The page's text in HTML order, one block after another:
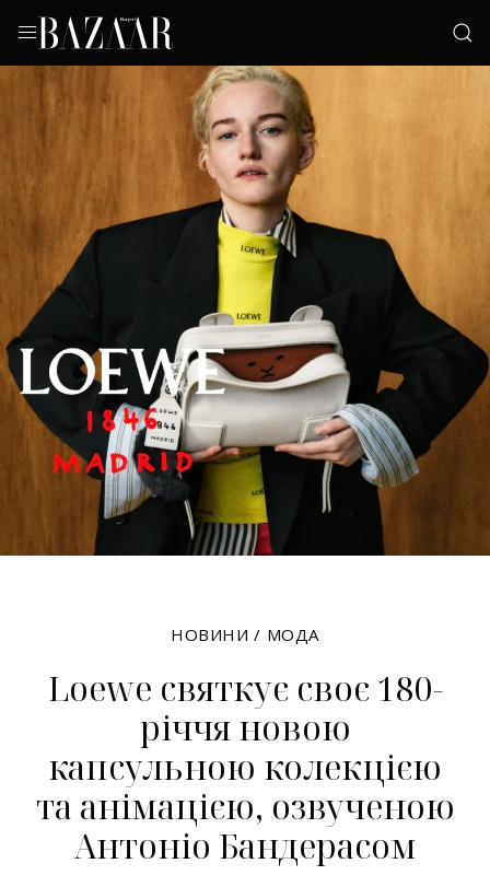
НОВИНИ / МОДА
Loewe святкує своє 180-
річчя новою
капсульною колекцією
та анімацією, озвученою
Антоніо Бандерасом